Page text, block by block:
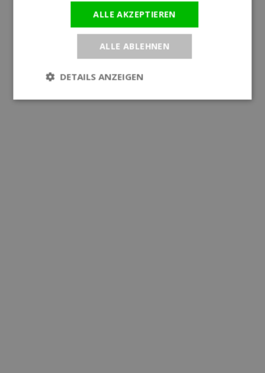
ALLE AKZEPTIEREN
ALLE ABLEHNEN
DETAILS ANZEIGEN